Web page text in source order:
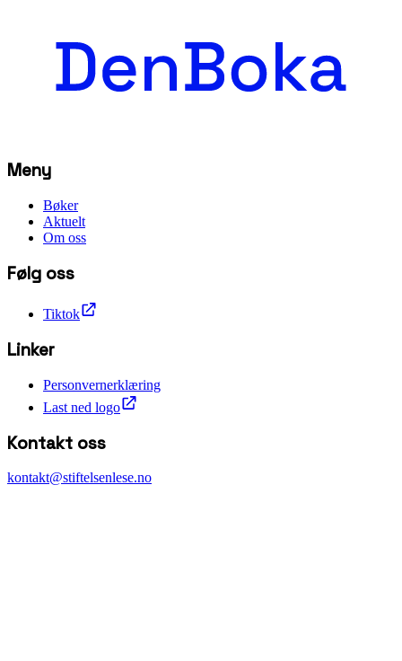
Meny
Bøker
Aktuelt
Om oss
Følg oss
Tiktok
Linker
Personvernerklæring
Last ned logo
Kontakt oss
kontakt@stiftelsenlese.no